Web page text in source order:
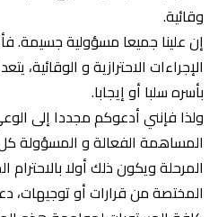
وقائية.
إن علينا جميعا مسؤولية جسيمة.
الإجراءات الاحترازية و الوقائية،
بأسره سلبا أو إيجابا.
ولذا فإنني أدعوكم مجددا إلى
المساهمة الفعالة و المسؤولة
المرحلة ويكون ذلك أولا
المختصة من قرارات أو توجيهات،